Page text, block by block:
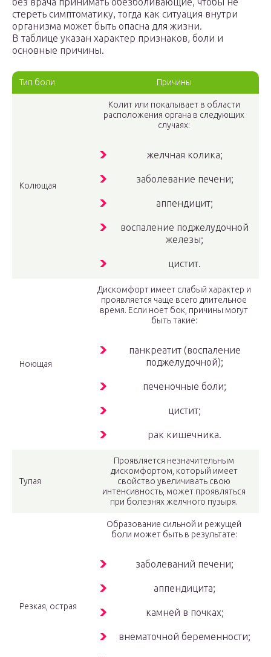
стереть симптоматику, тогда как ситуация внутри
организма может быть опасна для жизни.
В таблице указан характер признаков, боли и
основные причины.
Тип боли Причины
Колющая
Колит или покалывает в области
расположения органа в следующих
случаях:
желчная колика;
заболевание печени;
аппендицит;
воспаление поджелудочной
железы;
цистит.
Ноющая
Дискомфорт имеет слабый характер и
проявляется чаще всего длительное
время. Если ноет бок, причины могут
быть такие:
панкреатит (воспаление
поджелудочной);
печеночные боли;
цистит;
рак кишечника.
Тупая
Проявляется незначительным
дискомфортом, который имеет
свойство увеличивать свою
интенсивность, может проявляться
при болезнях желчного пузыря.
Резкая, острая
Образование сильной и режущей
боли может быть в результате:
заболеваний печени;
аппендицита;
камней в почках;
внематочной беременности;